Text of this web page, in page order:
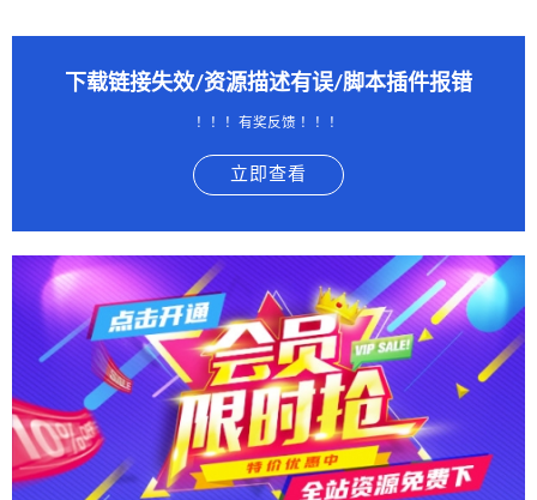
下载链接失效/资源描述有误/脚本插件报错
！！！有奖反馈 ！！！
立即查看